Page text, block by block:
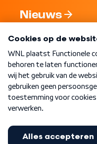
Nieuws
Nieuwsbrief
Word Lid